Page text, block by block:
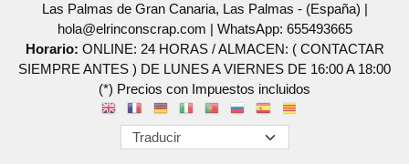
Las Palmas de Gran Canaria, Las Palmas - (España) |
hola@elrinconscrap.com | WhatsApp: 655493665
Horario: ONLINE: 24 HORAS / ALMACEN: ( CONTACTAR
SIEMPRE ANTES ) DE LUNES A VIERNES DE 16:00 A 18:00
(*) Precios con Impuestos incluidos